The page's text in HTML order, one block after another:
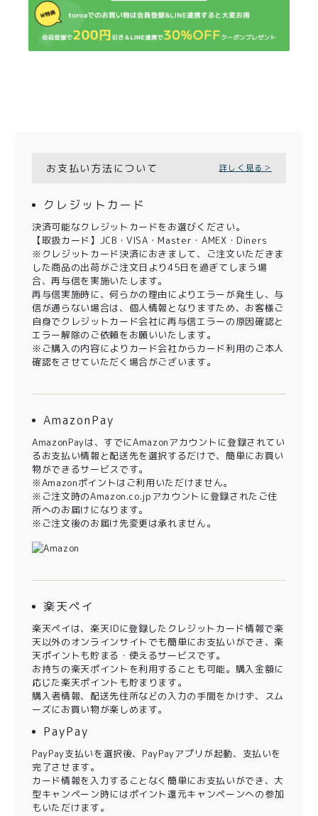
お支払い方法について 詳しく見る＞
クレジットカード
決済可能なクレジットカードをお選びください。
【取扱カード】JCB・VISA・Master・AMEX・Diners
※クレジットカード決済におきまして、ご注文いただきま
した商品の出荷がご注文日より45日を過ぎてしまう場
合、再与信を実施いたします。
再与信実施時に、何らかの理由によりエラーが発生し、与
信が通らない場合は、個人情報となりますため、お客様ご
自身でクレジットカード会社に再与信エラーの原因確認と
エラー解除のご依頼をお願いいたします。
※ご購入の内容によりカード会社からカード利用のご本人
確認をさせていただく場合がございます。
AmazonPay
AmazonPayは、すでにAmazonアカウントに登録されてい
るお支払い情報と配送先を選択するだけで、簡単にお買い
物ができるサービスです。
※Amazonポイントはご利用いただけません。
※ご注文時のAmazon.co.jpアカウントに登録されたご住
所へのお届けになります。
※ご注文後のお届け先変更は承れません。
楽天ペイ
楽天ペイは、楽天IDに登録したクレジットカード情報で楽
天以外のオンラインサイトでも簡単にお支払いができ、楽
天ポイントも貯まる・使えるサービスです。
お持ちの楽天ポイントを利用することも可能。購入金額に
応じた楽天ポイントも貯まります。
購入者情報、配送先住所などの入力の手間をかけず、スム
ーズにお買い物が楽しめます。
PayPay
PayPay支払いを選択後、PayPayアプリが起動、支払いを
完了させます。
カード情報を入力することなく簡単にお支払いができ、大
型キャンペーン時にはポイント還元キャンペーンへの参加
もいただけます。